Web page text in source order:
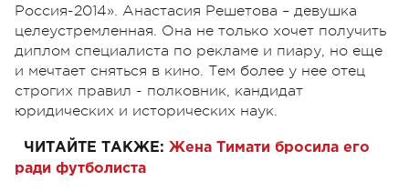
Россия-2014». Анастасия Решетова – девушка
целеустремленная. Она не только хочет получить
диплом специалиста по рекламе и пиару, но еще
и мечтает сняться в кино. Тем более у нее отец
строгих правил - полковник, кандидат
юридических и исторических наук.
ЧИТАЙТЕ ТАКЖЕ: Жена Тимати бросила его
ради футболиста